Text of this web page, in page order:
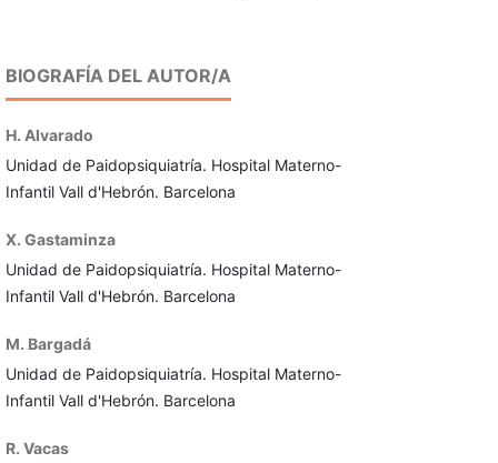
BIOGRAFÍA DEL AUTOR/A
H. Alvarado
Unidad de Paidopsiquiatría. Hospital Materno-
Infantil Vall d'Hebrón. Barcelona
X. Gastaminza
Unidad de Paidopsiquiatría. Hospital Materno-
Infantil Vall d'Hebrón. Barcelona
M. Bargadá
Unidad de Paidopsiquiatría. Hospital Materno-
Infantil Vall d'Hebrón. Barcelona
R. Vacas